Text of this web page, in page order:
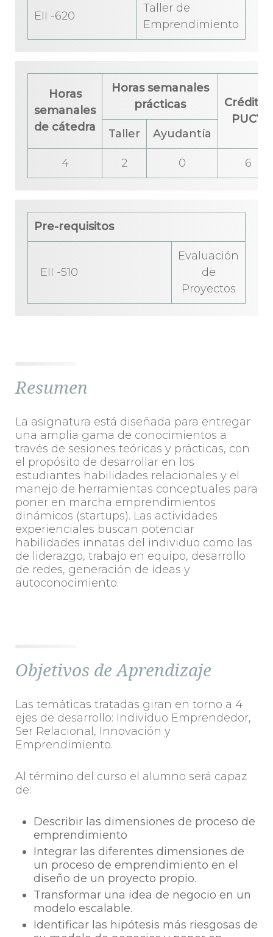
EII -620
Taller de
Emprendimiento
Horas
semanales
de cátedra
Horas semanales
prácticas
Créditos
PUCV
Taller
Ayudantía
4 2 0 6
Pre-requisitos
EII -510
Evaluación
de
Proyectos
Resumen
La asignatura está diseñada para entregar
una amplia gama de conocimientos a
través de sesiones teóricas y prácticas, con
el propósito de desarrollar en los
estudiantes habilidades relacionales y el
manejo de herramientas conceptuales para
poner en marcha emprendimientos
dinámicos (startups). Las actividades
experienciales buscan potenciar
habilidades innatas del individuo como las
de liderazgo, trabajo en equipo, desarrollo
de redes, generación de ideas y
autoconocimiento.
Objetivos de Aprendizaje
Las temáticas tratadas giran en torno a 4
ejes de desarrollo: Individuo Emprendedor,
Ser Relacional, Innovación y
Emprendimiento.
Al término del curso el alumno será capaz
de:
Describir las dimensiones de proceso de
emprendimiento
Integrar las diferentes dimensiones de
un proceso de emprendimiento en el
diseño de un proyecto propio.
Transformar una idea de negocio en un
modelo escalable.
Identificar las hipótesis más riesgosas de